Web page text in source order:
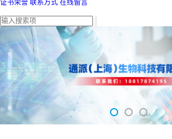
证书荣誉 联系方式 在线留言